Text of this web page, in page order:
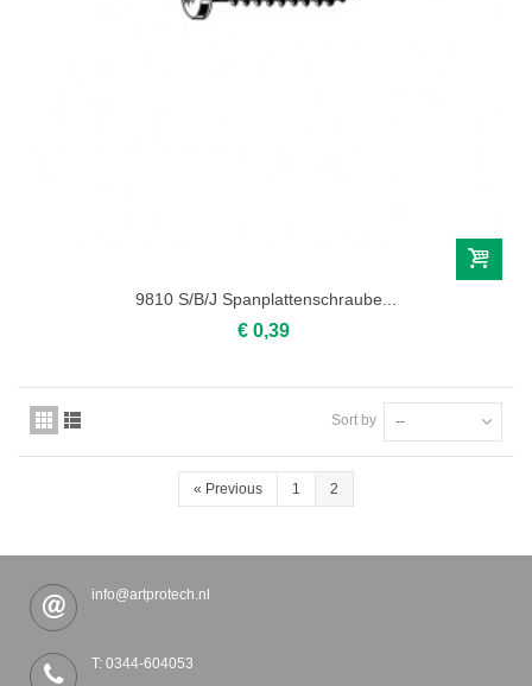
9810 S/B/J Spanplattenschraube...
€ 0,39
Sort by --
« Previous 1 2
info@artprotech.nl
T: 0344-604053